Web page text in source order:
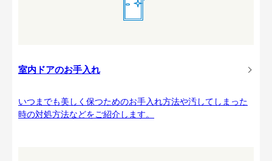
室内ドアのお手入れ
いつまでも美しく保つためのお手入れ方法や汚してしまった
時の対処方法などをご紹介します。